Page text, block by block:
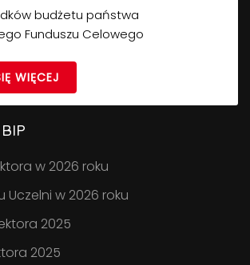
budżetu państwa
Funduszu Celowego
WIĘCEJ
w 2026 roku
Uczelni w 2026 roku
2025
2025